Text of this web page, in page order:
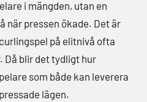
i mängden, utan en
när pressen ökade. Det är
på elitnivå ofta
Då blir det tydligt hur
som både kan leverera
lägen.